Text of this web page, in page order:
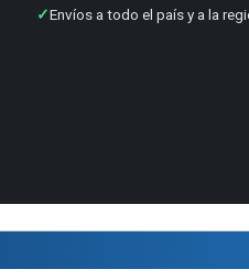
✓Envíos a todo el país y a la